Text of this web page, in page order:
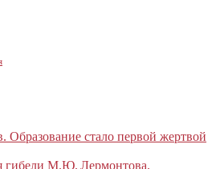
стало первой жертвой
гибели М.Ю. Лермонтова.